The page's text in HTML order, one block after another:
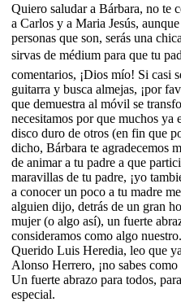
Quiero saludar a Bárbara, no te
a Carlos y a Maria Jesús,
personas que son, serás una
sirvas de médium para que tu
comentarios, ¡Dios mío! Si casi
guitarra y busca almejas, ¡por
que demuestra al móvil se
necesitamos por que muchos ya
disco duro de otros (en fin que
dicho, Bárbara te agradecemos
de animar a tu padre a que
maravillas de tu padre, ¡yo
a conocer un poco a tu madre
alguien dijo, detrás de un gran
mujer (o algo así), un fuerte
consideramos como algo nuestro.
Querido Luis Heredia, leo que
Alonso Herrero, ¡no sabes
Un fuerte abrazo para todos,
especial.